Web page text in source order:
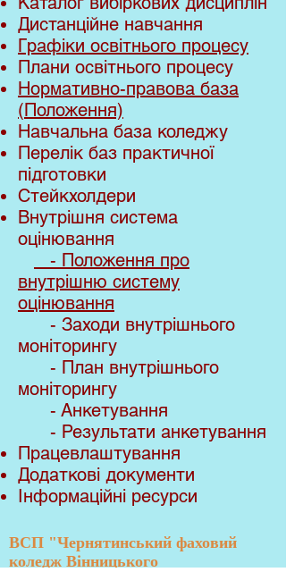
Дистанційне навчання
Графіки освітнього процесу
Плани освітнього процесу
Нормативно-правова база
(Положення)
Навчальна база коледжу
Перелік баз практичної
підготовки
Стейкхолдери
Внутрішня система
оцінювання
- Положення про
внутрішню систему
оцінювання
- Заходи внутрішнього
моніторингу
- План внутрішнього
моніторингу
- Анкетування
- Результати анкетування
Працевлаштування
Додаткові документи
Інформаційні ресурси
ВСП "Чернятинський фаховий
коледж Вінницького